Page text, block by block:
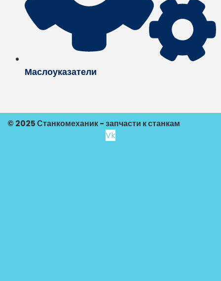
Маслоуказатели
© 2025 Станкомеханик - запчасти к станкам
Vk